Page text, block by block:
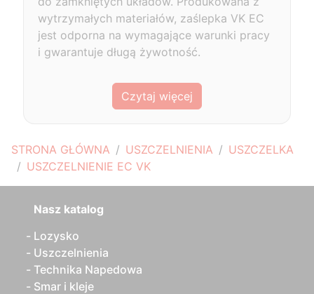
STRONA GŁÓWNA USZCZELNIENIA
USZCZELKA
USZCZELNIENIE EC VK
wytrzymałych materiałów, zaślepka VK EC
jest odporna na wymagające warunki pracy
i gwarantuje długą żywotność.
Czytaj więcej
Nasz katalog
Lozysko
Uszczelnienia
Technika Napedowa
Smar i kleje